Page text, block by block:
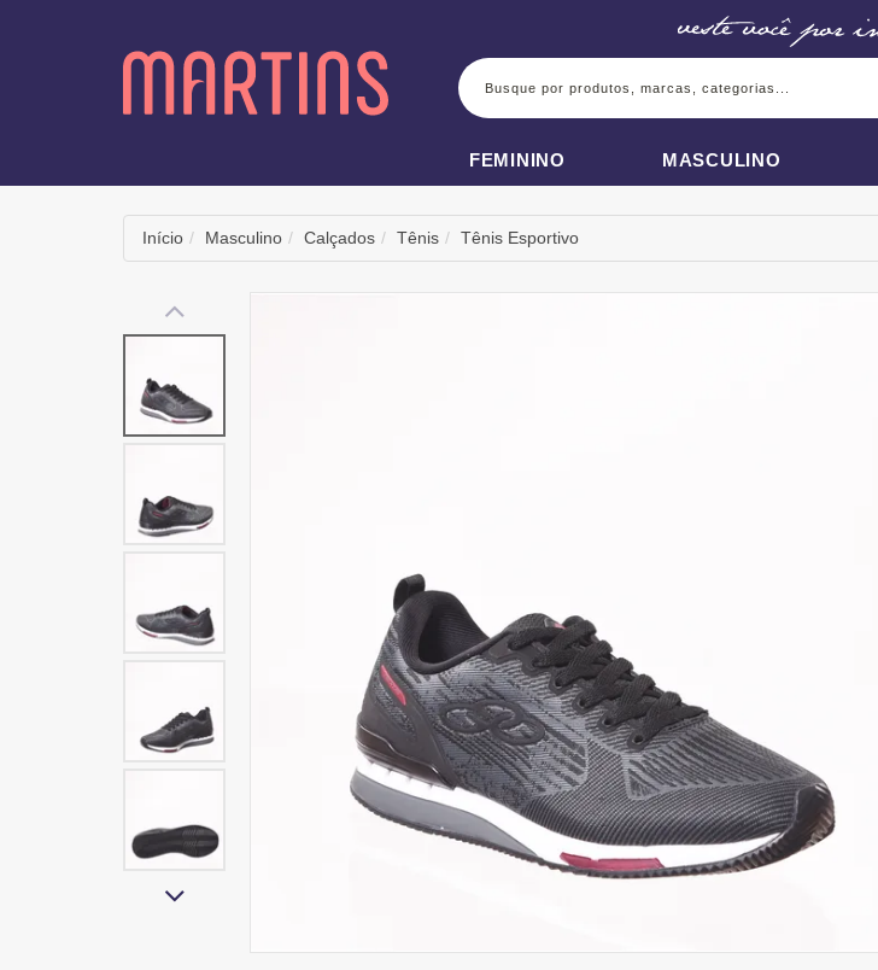
BUSCA
FEMININO MASCULINO
Início Masculino Calçados Tênis Tênis Esportivo